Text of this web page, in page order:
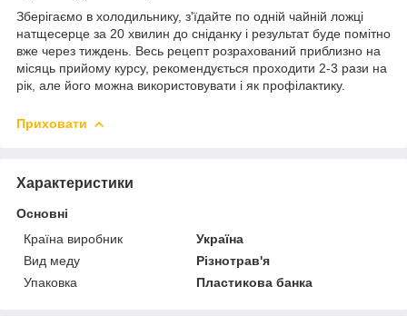
Зберігаємо в холодильнику, з'їдайте по одній чайній ложці
натщесерце за 20 хвилин до сніданку і результат буде помітно
вже через тиждень. Весь рецепт розрахований приблизно на
місяць прийому курсу, рекомендується проходити 2-3 рази на
рік, але його можна використовувати і як профілактику.
Приховати
Характеристики
Основні
Країна виробник
Україна
Вид меду
Різнотрав'я
Упаковка
Пластикова банка